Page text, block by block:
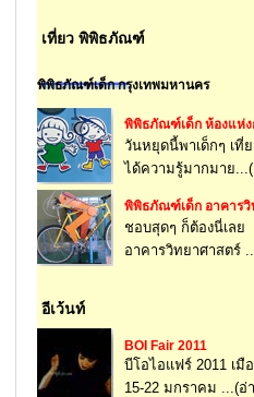
เที่ยว พิพิธภัณฑ์
พิพิธภัณฑ์เด็ก กรุงเทพมหานคร
พิพิธภัณฑ์เด็ก ห้องแห่
วันหยุดนี้พาเด็กๆ เ
ได้ความรู้มากมาย
พิพิธภัณฑ์เด็ก อาคารวิ
ชอบสุดๆ ก็ต้องนี่เลย
อาคารวิทยาศาสตร์
อีเว้นท์
BOI Fair 2011
บีโอไอแฟร์ 2011 เมื
15-22 มกราคม ...(อ่